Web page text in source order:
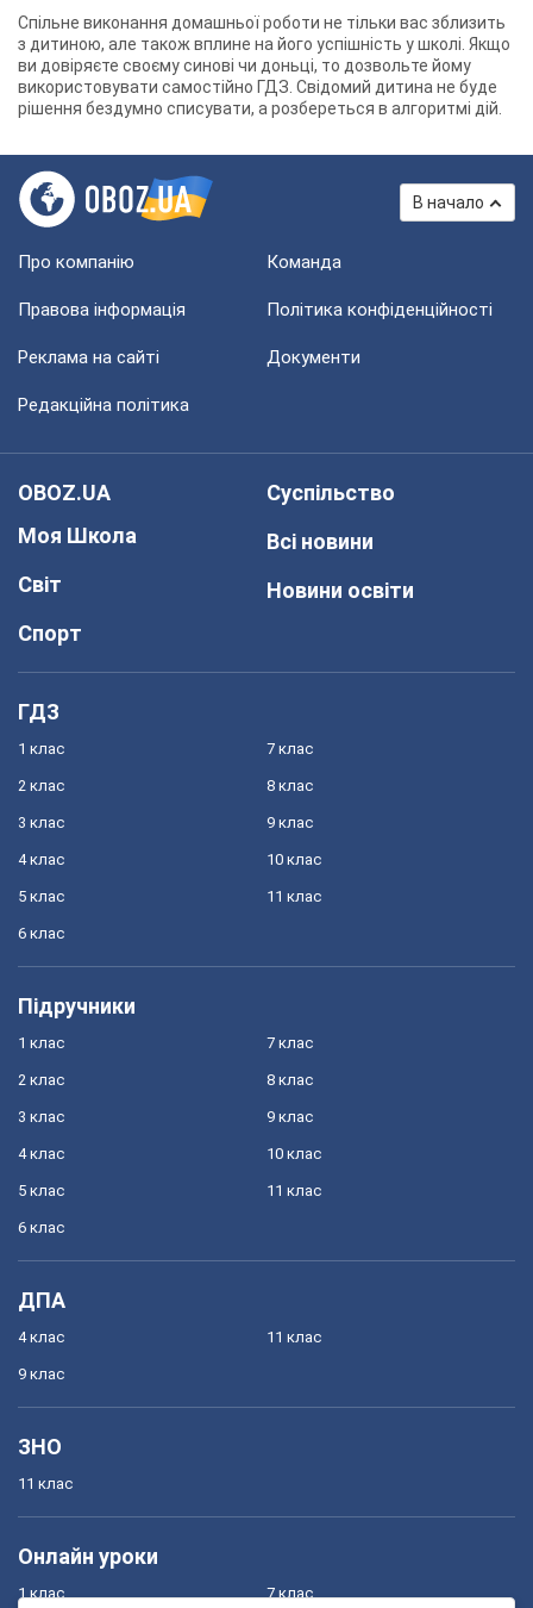
Спільне виконання домашньої роботи не тільки вас зблизить
з дитиною, але також вплине на його успішність у школі. Якщо
ви довіряєте своєму синові чи доньці, то дозвольте йому
використовувати самостійно ГДЗ. Свідомий дитина не буде
рішення бездумно списувати, а розбереться в алгоритмі дій.
В начало
Про компанію Команда
Правова інформація Політика конфіденційності
Реклама на сайті Документи
Редакційна політика
OBOZ.UA
Моя Школа
Світ
Спорт
Суспільство
Всі новини
Новини освіти
ГДЗ
1 клас
2 клас
3 клас
4 клас
5 клас
6 клас
7 клас
8 клас
9 клас
10 клас
11 клас
Підручники
1 клас
2 клас
3 клас
4 клас
5 клас
6 клас
7 клас
8 клас
9 клас
10 клас
11 клас
ДПА
4 клас
9 клас
11 клас
ЗНО
11 клас
Онлайн уроки
1 клас 7 клас